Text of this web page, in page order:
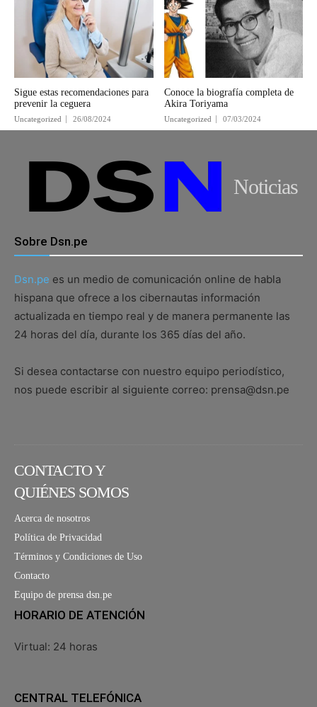
Sigue estas recomendaciones para
prevenir la ceguera
Uncategorized 26/08/2024
Conoce la biografía completa de
Akira Toriyama
Uncategorized 07/03/2024
Noticias
Sobre Dsn.pe
Dsn.pe es un medio de comunicación online de habla
hispana que ofrece a los cibernautas información
actualizada en tiempo real y de manera permanente las
24 horas del día, durante los 365 días del año.
Si desea contactarse con nuestro equipo periodístico,
nos puede escribir al siguiente correo: prensa@dsn.pe
CONTACTO Y
QUIÉNES SOMOS
Acerca de nosotros
Política de Privacidad
Términos y Condiciones de Uso
Contacto
Equipo de prensa dsn.pe
HORARIO DE ATENCIÓN
Virtual: 24 horas
CENTRAL TELEFÓNICA